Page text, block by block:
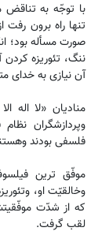
با توجّه به
تنها راه برون
صورت مسأله بود؛
ننگ، تئوریزه
آن نیازی به خدای
منادیان «لا اله
وپردازشگران
فلسفی بودند
موفّق ترین
که از شدّت
لقب گرفت.